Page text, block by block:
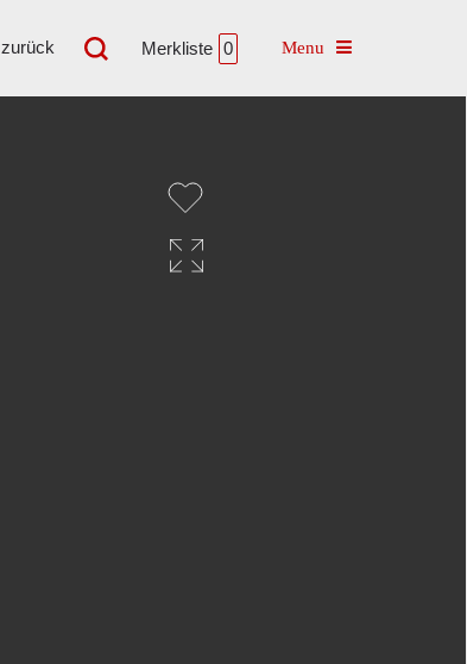
Merkliste 0 Toggle navigation
zurück